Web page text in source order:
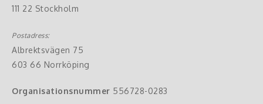
111 22 Stockholm
Postadress:
Albrektsvägen 75
603 66 Norrköping
Organisationsnummer 556728-0283